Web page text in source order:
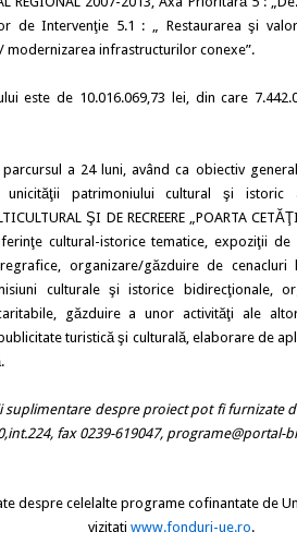
de Intervenţie 5.1 : „ Restaurarea şi
modernizarea infrastructurilor conexe”.
este de 10.016.069,73 lei, din care
a 24 luni, având ca obiectiv
patrimoniului cultural şi istoric
ŞI DE RECREERE „POARTA
cultural-istorice tematice, expoziţii
organizare/găzduire de
culturale şi istorice bidirecţionale,
găzduire a unor activităţi ale
turistică şi culturală, elaborare de
suplimentare despre proiect pot fi furnizate
fax 0239-619047, programe@portal-
despre celelalte programe cofinantate de
vizitati www.fonduri-ue.ro.